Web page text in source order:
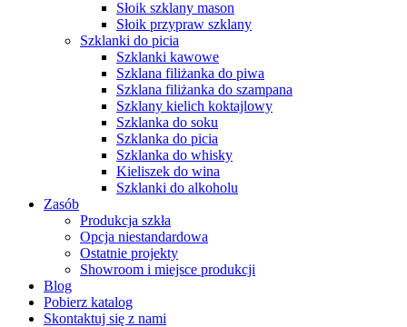
Słoik szklany mason
Słoik przypraw szklany
Szklanki do picia
Szklanki kawowe
Szklana filiżanka do piwa
Szklana filiżanka do szampana
Szklany kielich koktajlowy
Szklanka do soku
Szklanka do picia
Szklanka do whisky
Kieliszek do wina
Szklanki do alkoholu
Zasób
Produkcja szkła
Opcja niestandardowa
Ostatnie projekty
Showroom i miejsce produkcji
Blog
Pobierz katalog
Skontaktuj się z nami